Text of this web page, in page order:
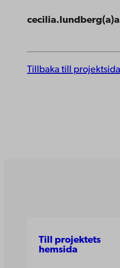
Tillbaka till
Till projektets
hemsida